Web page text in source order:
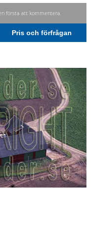
första att kommentera.
Pris och förfrågan